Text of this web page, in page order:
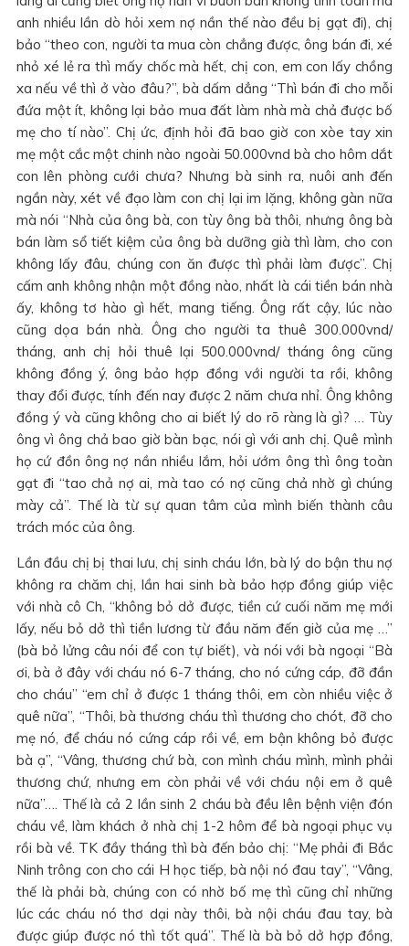
anh nhiều lần dò hỏi xem nợ nần thế nào đều bị gạt đi), chị
bảo “theo con, người ta mua còn chẳng được, ông bán đi, xé
nhỏ xé lẻ ra thì mấy chốc mà hết, chị con, em con lấy chồng
xa nếu về thì ở vào đâu?”, bà dấm dẳng “Thì bán đi cho mỗi
đứa một ít, không lại bảo mua đất làm nhà mà chả được bố
mẹ cho tí nào”. Chị ức, định hỏi đã bao giờ con xòe tay xin
mẹ một cắc một chinh nào ngoài 50.000vnd bà cho hôm dắt
con lên phòng cưới chưa? Nhưng bà sinh ra, nuôi anh đến
ngần này, xét về đạo làm con chị lại im lặng, không gàn nữa
mà nói “Nhà của ông bà, con tùy ông bà thôi, nhưng ông bà
bán làm sổ tiết kiệm của ông bà dưỡng già thì làm, cho con
không lấy đâu, chúng con ăn được thì phải làm được”. Chị
cấm anh không nhận một đồng nào, nhất là cái tiền bán nhà
ấy, không tơ hào gì hết, mang tiếng. Ông rất cậy, lúc nào
cũng dọa bán nhà. Ông cho người ta thuê 300.000vnd/
tháng, anh chị hỏi thuê lại 500.000vnd/ tháng ông cũng
không đồng ý, ông bảo hợp đồng với người ta rồi, không
thay đổi được, tính đến nay được 2 năm chưa nhỉ. Ông không
đồng ý và cũng không cho ai biết lý do rõ ràng là gì? … Tùy
ông vì ông chả bao giờ bàn bạc, nói gì với anh chị. Quê mình
họ cứ đồn ông nợ nần nhiều lắm, hỏi ướm ông thì ông toàn
gạt đi “tao chả nợ ai, mà tao có nợ cũng chả nhờ gì chúng
mày cả”. Thế là từ sự quan tâm của mình biến thành câu
trách móc của ông.
Lần đầu chị bị thai lưu, chị sinh cháu lớn, bà lý do bận thu nợ
không ra chăm chị, lần hai sinh bà bảo hợp đồng giúp việc
với nhà cô Ch, “không bỏ dở được, tiền cứ cuối năm mẹ mới
lấy, nếu bỏ dở thì tiền lương từ đầu năm đến giờ của mẹ …”
(bà bỏ lửng câu nói để con tự biết), và nói với bà ngoại “Bà
ơi, bà ở đây với cháu nó 6-7 tháng, cho nó cứng cáp, đỡ đần
cho cháu” “em chỉ ở được 1 tháng thôi, em còn nhiều việc ở
quê nữa”, “Thôi, bà thương cháu thì thương cho chót, đỡ cho
mẹ nó, để cháu nó cứng cáp rồi về, em bận không bỏ được
bà ạ”, “Vâng, thương chứ bà, con mình cháu mình, mình phải
thương chứ, nhưng em còn phải về với cháu nội em ở quê
nữa”…. Thế là cả 2 lần sinh 2 cháu bà đều lên bệnh viện đón
cháu về, làm khách ở nhà chị 1-2 hôm để bà ngoại phục vụ
rồi bà về. TK đầy tháng thì bà đến bảo chị: “Mẹ phải đi Bắc
Ninh trông con cho cái H học tiếp, bà nội nó đau tay”, “Vâng,
thế là phải bà, chúng con có nhờ bố mẹ thì cũng chỉ những
lúc các cháu nó thơ dại này thôi, bà nội cháu đau tay, bà
được giúp được nó thì tốt quá”. Thế là bà bỏ dở hợp đồng,